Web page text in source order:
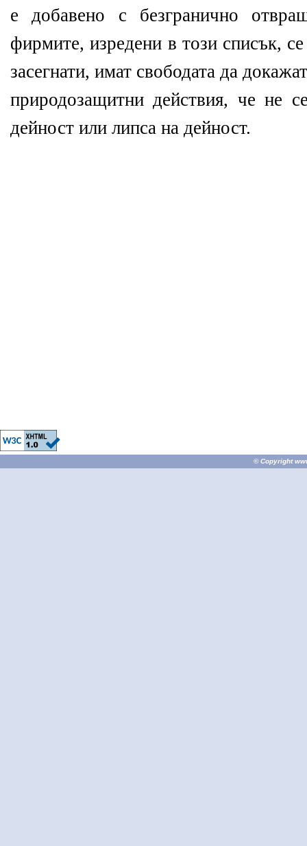
е добавено с безгранично
фирмите, изредени в този списък,
засегнати, имат свободата да
природозащитни действия, че не
дейност или липса на дейност.
© Copyright